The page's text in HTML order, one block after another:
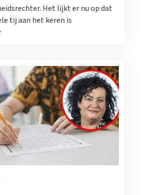
Het lijkt er nu op dat
tij aan het keren is